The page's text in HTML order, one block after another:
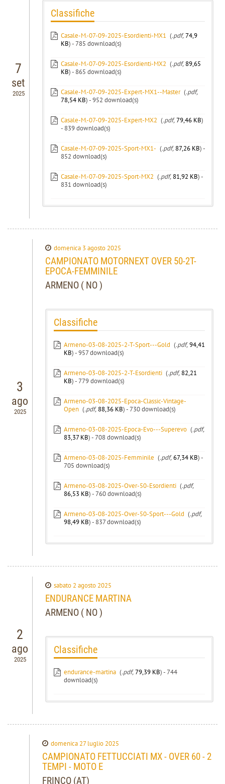
7
set
2025
Classifiche
Casale-M.-07-09-2025-Esordienti-MX1 (.pdf,74,9
KB) - 785 download(s)
Casale-M.-07-09-2025-Esordienti-MX2 (.pdf, 89,65
KB) - 865 download(s)
Casale-M.-07-09-2025-Expert-MX1--Master (.pdf,
78,54 KB) - 952 download(s)
Casale-M.-07-09-2025-Expert-MX2 (.pdf,79,46 KB)
- 839 download(s)
Casale-M.-07-09-2025-Sport-MX1- (.pdf, 87,26 KB) -
852 download(s)
Casale-M.-07-09-2025-Sport-MX2 (.pdf, 81,92 KB) -
831 download(s)
3
ago
2025
domenica 3 agosto 2025
CAMPIONATO MOTORNEXT OVER 50-2T-
EPOCA-FEMMINILE
ARMENO ( NO )
Classifiche
Armeno-03-08-2025-2-T-Sport---Gold (.pdf,94,41
KB) - 957 download(s)
Armeno-03-08-2025-2-T-Esordienti (.pdf, 82,21
KB) - 779 download(s)
Armeno-03-08-2025-Epoca-Classic-Vintage-
Open (.pdf, 88,36 KB) - 730 download(s)
Armeno-03-08-2025-Epoca-Evo---Superevo (.pdf,
83,37 KB) - 708 download(s)
Armeno-03-08-2025-Femminile (.pdf,67,34 KB) -
705 download(s)
Armeno-03-08-2025-Over-50-Esordienti (.pdf,
86,53 KB) - 760 download(s)
Armeno-03-08-2025-Over-50-Sport---Gold (.pdf,
98,49 KB) - 837 download(s)
2
ago
2025
sabato 2 agosto 2025
ENDURANCE MARTINA
ARMENO ( NO )
Classifiche
endurance-martina (.pdf,79,39 KB) - 744
download(s)
domenica 27 luglio 2025
CAMPIONATO FETTUCCIATI MX - OVER 60 - 2
TEMPI - MOTO E
FRINCO (AT)